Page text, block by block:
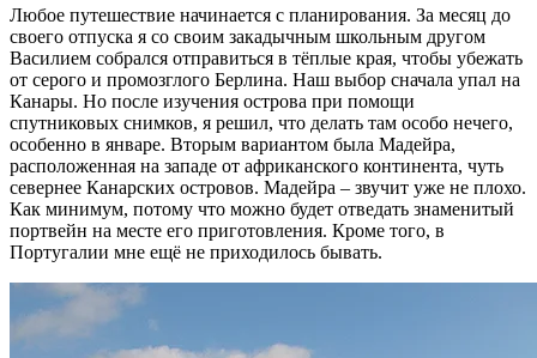
Любое путешествие начинается с планирования. За месяц до
своего отпуска я со своим закадычным школьным другом
Василием собрался отправиться в тёплые края, чтобы убежать
от серого и промозглого Берлина. Наш выбор сначала упал на
Канары. Но после изучения острова при помощи
спутниковых снимков, я решил, что делать там особо нечего,
особенно в январе. Вторым вариантом была Мадейра,
расположенная на западе от африканского континента, чуть
севернее Канарских островов. Мадейра – звучит уже не плохо.
Как минимум, потому что можно будет отведать знаменитый
портвейн на месте его приготовления. Кроме того, в
Португалии мне ещё не приходилось бывать.